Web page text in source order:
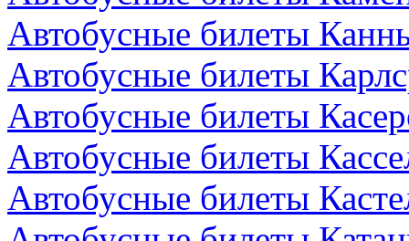
Автобусные билеты
Автобусные билеты
Автобусные билеты
Автобусные билеты
Автобусные билеты